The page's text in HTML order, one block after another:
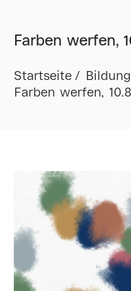
Farben werfen,
Startseite
Farben werfen,